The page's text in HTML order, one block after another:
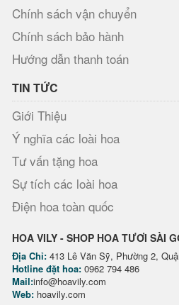
Chính sách vận chuyển
Chính sách bảo hành
Hướng dẫn thanh toán
TIN TỨC
Giới Thiệu
Ý nghĩa các loài hoa
Tư vấn tặng hoa
Sự tích các loài hoa
Điện hoa toàn quốc
HOA VILY - SHOP HOA TƯƠI SÀI
Địa Chỉ: 413 Lê Văn Sỹ, Phường 2,
Hotline đặt hoa: 0962 794 486
Mail:info@hoavily.com
Web: hoavily.com